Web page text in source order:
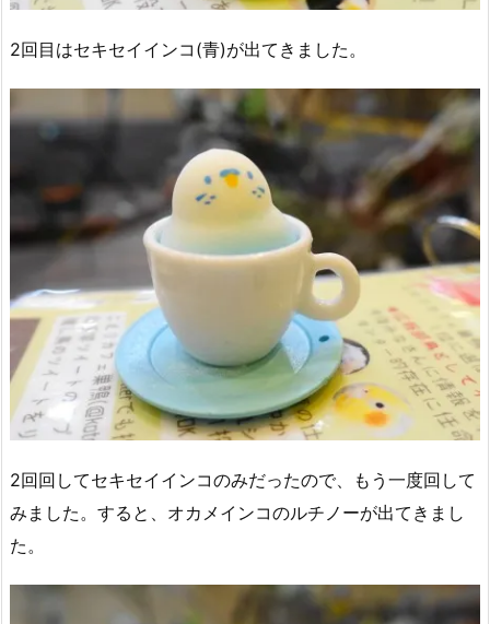
2回目はセキセイインコ(青)が出てきました。
2回回してセキセイインコのみだったので、もう一度回して
みました。すると、オカメインコのルチノーが出てきまし
た。